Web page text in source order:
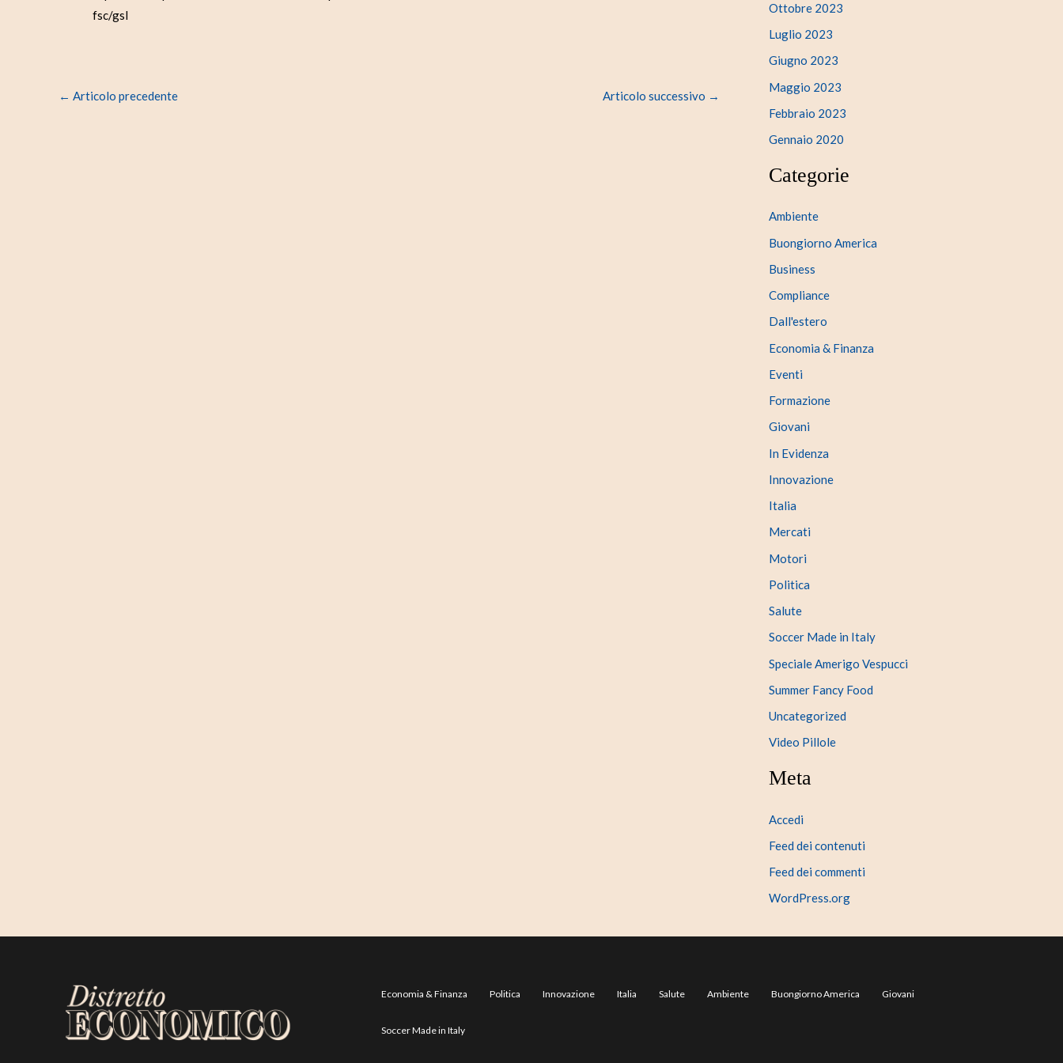
fsc/gsl
← Articolo precedente Articolo successivo →
Ottobre 2023
Luglio 2023
Giugno 2023
Maggio 2023
Febbraio 2023
Gennaio 2020
Categorie
Ambiente
Buongiorno America
Business
Compliance
Dall'estero
Economia & Finanza
Eventi
Formazione
Giovani
In Evidenza
Innovazione
Italia
Mercati
Motori
Politica
Salute
Soccer Made in Italy
Speciale Amerigo Vespucci
Summer Fancy Food
Uncategorized
Video Pillole
Meta
Accedi
Feed dei contenuti
Feed dei commenti
WordPress.org
Economia & Finanza Politica Innovazione Italia Salute Ambiente Buongiorno America Giovani
Soccer Made in Italy